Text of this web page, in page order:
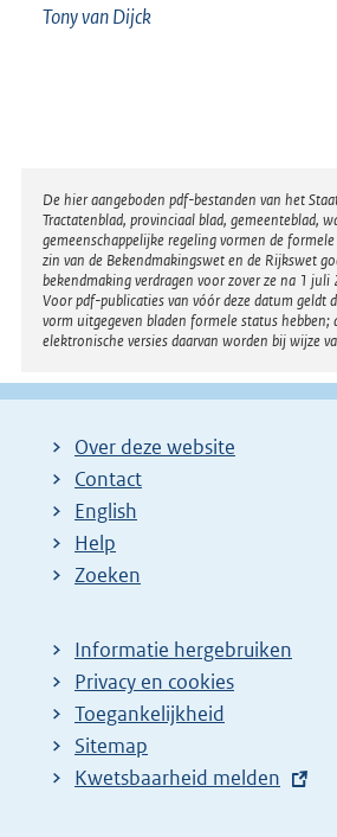
Tony vanDijck
Disclaimer
De hier aangeboden pdf-bestanden van het
Tractatenblad, provinciaal blad, gemeenteblad,
gemeenschappelijke regeling vormen de
zin van de Bekendmakingswet en de Rijkswet
bekendmaking verdragen voor zover ze na 1
Voor pdf-publicaties van vóór deze datum geldt
vorm uitgegeven bladen formele status hebben;
elektronische versies daarvan worden bij wijze
Over deze website
Contact
English
Help
Zoeken
Informatie hergebruiken
Privacy en cookies
Toegankelijkheid
Sitemap
E
Kwetsbaarheid melden